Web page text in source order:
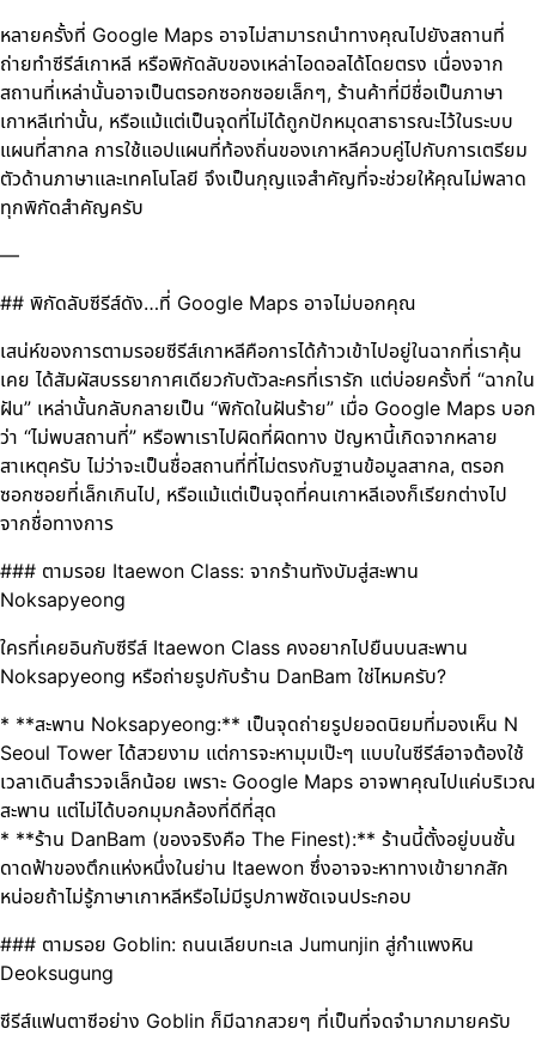
หลายครั้งที่ Google Maps อาจไม่สามารถนำทางคุณไปยังสถานที่
ถ่ายทำซีรีส์เกาหลี หรือพิกัดลับของเหล่าไอดอลได้โดยตรง เนื่องจาก
สถานที่เหล่านั้นอาจเป็นตรอกซอกซอยเล็กๆ, ร้านค้าที่มีชื่อเป็นภาษา
เกาหลีเท่านั้น, หรือแม้แต่เป็นจุดที่ไม่ได้ถูกปักหมุดสาธารณะไว้ในระบบ
แผนที่สากล การใช้แอปแผนที่ท้องถิ่นของเกาหลีควบคู่ไปกับการเตรียม
ตัวด้านภาษาและเทคโนโลยี จึงเป็นกุญแจสำคัญที่จะช่วยให้คุณไม่พลาด
ทุกพิกัดสำคัญครับ
—
## พิกัดลับซีรีส์ดัง…ที่ Google Maps อาจไม่บอกคุณ
เสน่ห์ของการตามรอยซีรีส์เกาหลีคือการได้ก้าวเข้าไปอยู่ในฉากที่เราคุ้น
เคย ได้สัมผัสบรรยากาศเดียวกับตัวละครที่เรารัก แต่บ่อยครั้งที่ “ฉากใน
ฝัน” เหล่านั้นกลับกลายเป็น “พิกัดในฝันร้าย” เมื่อ Google Maps บอก
ว่า “ไม่พบสถานที่” หรือพาเราไปผิดที่ผิดทาง ปัญหานี้เกิดจากหลาย
สาเหตุครับ ไม่ว่าจะเป็นชื่อสถานที่ที่ไม่ตรงกับฐานข้อมูลสากล, ตรอก
ซอกซอยที่เล็กเกินไป, หรือแม้แต่เป็นจุดที่คนเกาหลีเองก็เรียกต่างไป
จากชื่อทางการ
### ตามรอย Itaewon Class: จากร้านทังบัมสู่สะพาน
Noksapyeong
ใครที่เคยอินกับซีรีส์ Itaewon Class คงอยากไปยืนบนสะพาน
Noksapyeong หรือถ่ายรูปกับร้าน DanBam ใช่ไหมครับ?
* **สะพาน Noksapyeong:** เป็นจุดถ่ายรูปยอดนิยมที่มองเห็น N
Seoul Tower ได้สวยงาม แต่การจะหามุมเป๊ะๆ แบบในซีรีส์อาจต้องใช้
เวลาเดินสำรวจเล็กน้อย เพราะ Google Maps อาจพาคุณไปแค่บริเวณ
สะพาน แต่ไม่ได้บอกมุมกล้องที่ดีที่สุด
* **ร้าน DanBam (ของจริงคือ The Finest):** ร้านนี้ตั้งอยู่บนชั้น
ดาดฟ้าของตึกแห่งหนึ่งในย่าน Itaewon ซึ่งอาจจะหาทางเข้ายากสัก
หน่อยถ้าไม่รู้ภาษาเกาหลีหรือไม่มีรูปภาพชัดเจนประกอบ
### ตามรอย Goblin: ถนนเลียบทะเล Jumunjin สู่กำแพงหิน
Deoksugung
ซีรีส์แฟนตาซีอย่าง Goblin ก็มีฉากสวยๆ ที่เป็นที่จดจำมากมายครับ